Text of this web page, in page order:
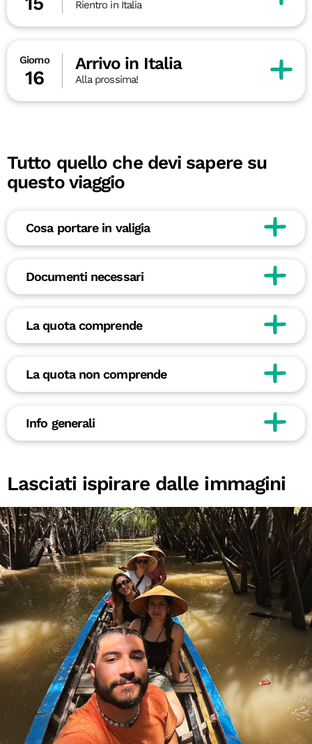
Rientro in Italia
Giorno
16
Arrivo in Italia
Alla prossima!
Tutto quello che devi sapere su
questo viaggio
Cosa portare in valigia
Documenti necessari
La quota comprende
La quota non comprende
Info generali
Lasciati ispirare dalle immagini